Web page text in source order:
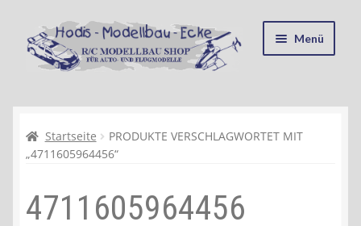
Zur
Navigation
springen
Zum
Inhalt
springen
Menü
Kasse
Recycling, Entsorgung und Umwelt
Startseite
PRODUKTE VERSCHLAGWORTET MIT
„4711605964456“
4711605964456